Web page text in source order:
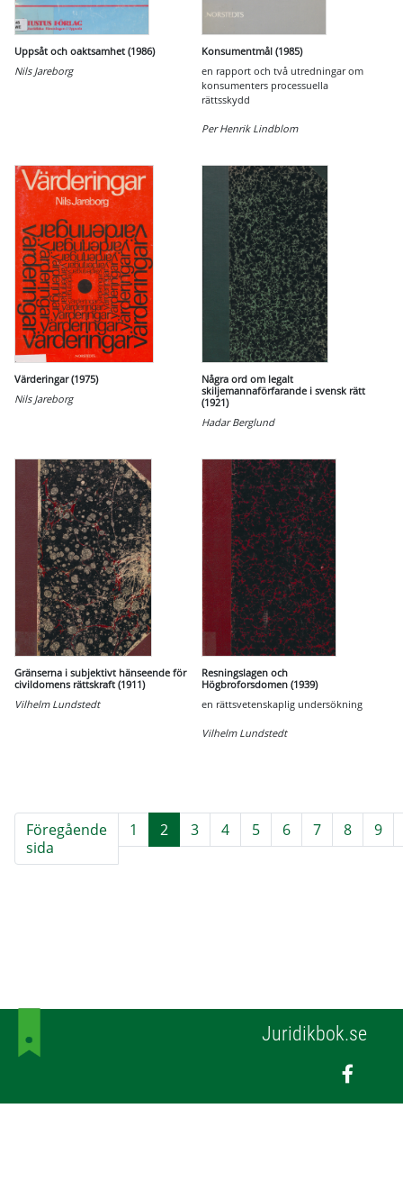
Uppsåt och oaktsamhet (1986)
Nils Jareborg
Konsumentmål (1985)
en rapport och två utredningar om
konsumenters processuella
rättsskydd
Per Henrik Lindblom
Värderingar (1975)
Nils Jareborg
Några ord om legalt
skiljemannaförfarande i svensk rätt
(1921)
Hadar Berglund
Gränserna i subjektivt hänseende för
civildomens rättskraft (1911)
Vilhelm Lundstedt
Resningslagen och
Högbroforsdomen (1939)
en rättsvetenskaplig undersökning
Vilhelm Lundstedt
Föregående
sida
1 2 3 4 5 6 7 8 9
Juridikbok.se